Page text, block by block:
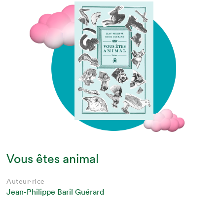
Vous êtes animal
Auteur·rice
Jean-Philippe Baril Guérard